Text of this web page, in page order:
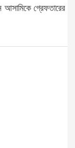
আসামিকে গ্রেফতারের